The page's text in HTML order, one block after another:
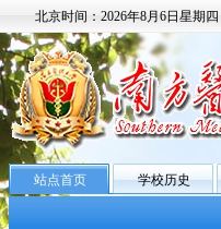
北京时间： 2026年8月6日星期四
站点首页 学校历史